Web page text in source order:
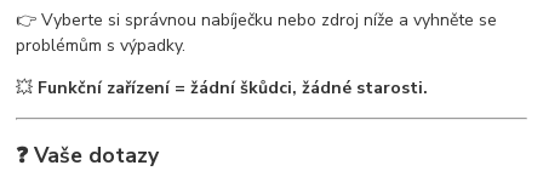
👉 Vyberte si správnou nabíječku nebo zdroj níže a vyhněte se
problémům s výpadky.
💥 Funkční zařízení = žádní škůdci, žádné starosti.
❓ Vaše dotazy